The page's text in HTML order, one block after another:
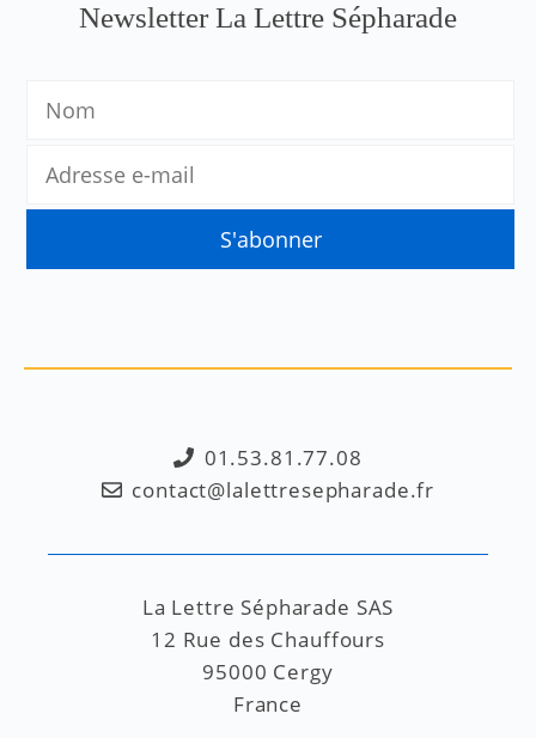
Newsletter La Lettre Sépharade
01.53.81.77.08
contact@lalettresepharade.fr
La Lettre Sépharade SAS
12 Rue des Chauffours
95000 Cergy
France